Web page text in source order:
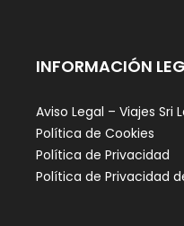
INFORMACIÓN
Aviso Legal – Viajes Sri
Política de Cookies
Política de Privacidad
Política de Privacidad